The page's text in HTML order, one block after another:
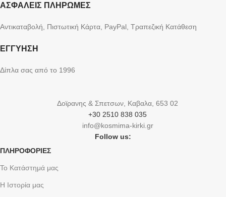
ΑΣΦΑΛΕΙΣ ΠΛΗΡΩΜΕΣ
Αντικαταβολή, Πιστωτική Κάρτα, PayPal, Τραπεζική Kατάθεση
ΕΓΓΥΗΣΗ
Δίπλα σας από το 1996
Δοϊρανης & Σπετσων, Καβαλα, 653 02
+30 2510 838 035
info@kosmima-kirki.gr
Follow us:
ΠΛΗΡΟΦΟΡΙΕΣ
Το Κατάστημά μας
Η Ιστορία μας